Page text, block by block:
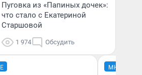
Пуговка из «Папиных дочек»:
что стало с Екатериной
Старшовой
1 974 Обсудить
МНЕНИЕ